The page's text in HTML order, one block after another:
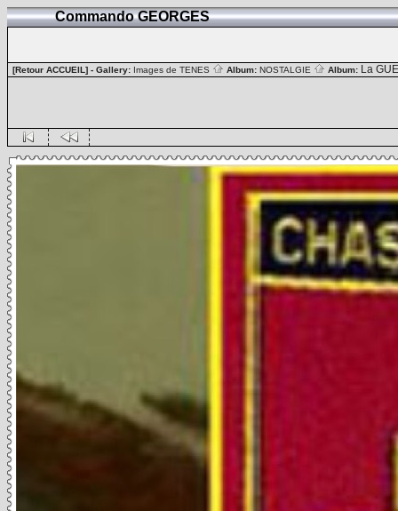
Commando GEORGES
[Retour ACCUEIL] - Gallery: Images de TENES Album: NOSTALGIE Album: La